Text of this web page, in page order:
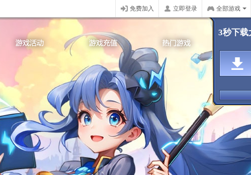
免费加入 立即登录 全部游戏
3秒下载